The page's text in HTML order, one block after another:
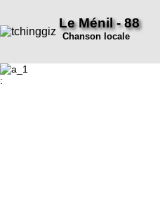
Le Ménil - 88
Chanson locale
: